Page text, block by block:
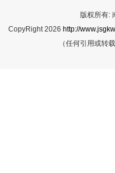
版权所有:
CopyRight 2026 http://
（任何引用或转